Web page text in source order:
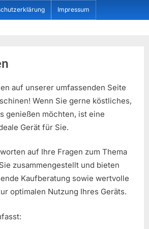
Impressum
auf unserer umfassenden Seite
Wenn Sie gerne köstliches,
genießen möchten, ist eine
Gerät für Sie.
auf Ihre Fragen zum Thema
zusammengestellt und bieten
Kaufberatung sowie wertvolle
optimalen Nutzung Ihres Geräts.